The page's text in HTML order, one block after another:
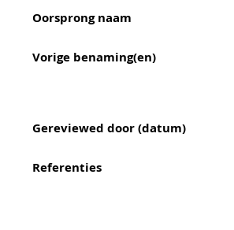
Oorsprong naam
Vorige benaming(en)
Gereviewed door (datum)
Referenties